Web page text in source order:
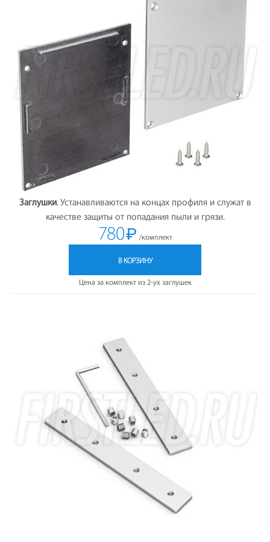
Заглушки. Устанавливаются на концах профиля и служат в
качестве защиты от попадания пыли и грязи.
780₽ /комплект
В КОРЗИНУ
Цена за комплект из 2-ух заглушек